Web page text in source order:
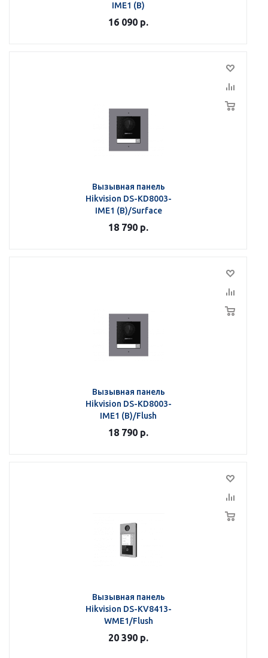
IME1 (B)
16 090 р.
Вызывная панель
Hikvision DS-KD8003-
IME1 (B)/Surface
18 790 р.
Вызывная панель
Hikvision DS-KD8003-
IME1 (B)/Flush
18 790 р.
Вызывная панель
Hikvision DS-KV8413-
WME1/Flush
20 390 р.